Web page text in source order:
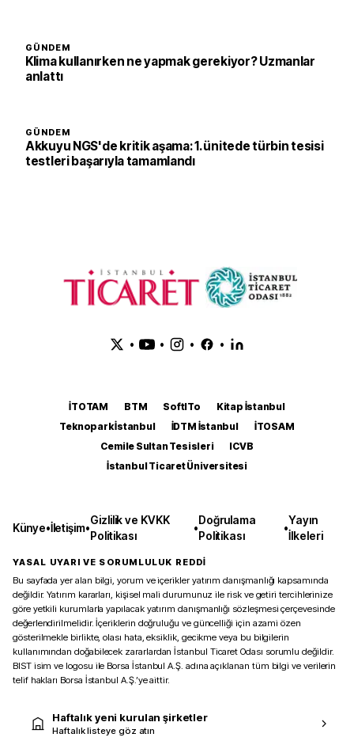
GÜNDEM
Klima kullanırken ne yapmak gerekiyor? Uzmanlar
anlattı
GÜNDEM
Akkuyu NGS'de kritik aşama: 1. ünitede türbin tesisi
testleri başarıyla tamamlandı
• • • •
İTOTAM BTM SoftITo
Kitap İstanbul
Teknopark İstanbul
İDTM İstanbul
İTOSAM
Cemile Sultan Tesisleri
ICVB
İstanbul Ticaret Üniversitesi
Künye•İletişim•
Gizlilik ve KVKK
Politikası
•
Doğrulama
Politikası
•
Yayın
İlkeleri
YASAL UYARI VE SORUMLULUK REDDİ
Bu sayfada yer alan bilgi, yorum ve içerikler yatırım danışmanlığı kapsamında
değildir. Yatırım kararları, kişisel mali durumunuz ile risk ve getiri tercihlerinize
göre yetkili kurumlarla yapılacak yatırım danışmanlığı sözleşmesi çerçevesinde
değerlendirilmelidir. İçeriklerin doğruluğu ve güncelliği için azami özen
gösterilmekle birlikte, olası hata, eksiklik, gecikme veya bu bilgilerin
kullanımından doğabilecek zararlardan İstanbul Ticaret Odası sorumlu değildir.
BIST isim ve logosu ile Borsa İstanbul A.Ş. adına açıklanan tüm bilgi ve verilerin
telif hakları Borsa İstanbul A.Ş.’ye aittir.
Haftalık yeni kurulan şirketler
Haftalık listeye göz atın